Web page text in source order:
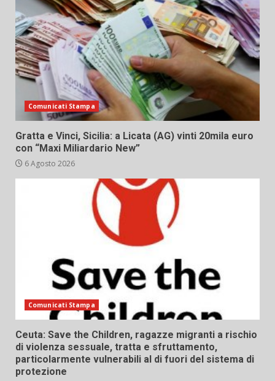
Comunicati Stampa
Gratta e Vinci, Sicilia: a Licata (AG) vinti 20mila euro
con “Maxi Miliardario New”
6 Agosto 2026
Comunicati Stampa
Ceuta: Save the Children, ragazze migranti a rischio
di violenza sessuale, tratta e sfruttamento,
particolarmente vulnerabili al di fuori del sistema di
protezione